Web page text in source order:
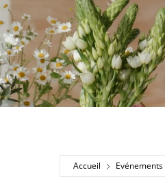
Accueil Evénements